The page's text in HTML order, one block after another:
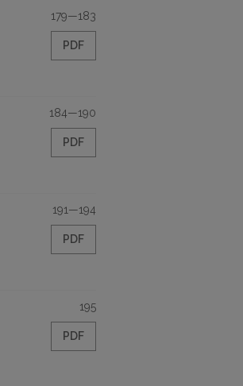
179—183
PDF
184—190
PDF
191—194
PDF
195
PDF